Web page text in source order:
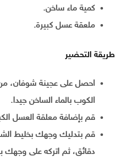
كمية ماء ساخن.
ملعقة عسل كبيرة.
طريقة التحضير
احصل على عجينة شوفان،
الكوب بالماء الساخن جيدا.
قم بإضافة معلقة العسل
قم بتدليك وجهك بخليط
دقائق، ثم اتركه على وجهك بين 10 : 15